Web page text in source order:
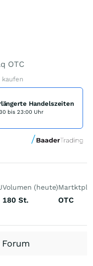
OTC
kaufen
Handelszeiten
bis 23:00 Uhr
Volumen (heute)
180 St. OTC
Forum